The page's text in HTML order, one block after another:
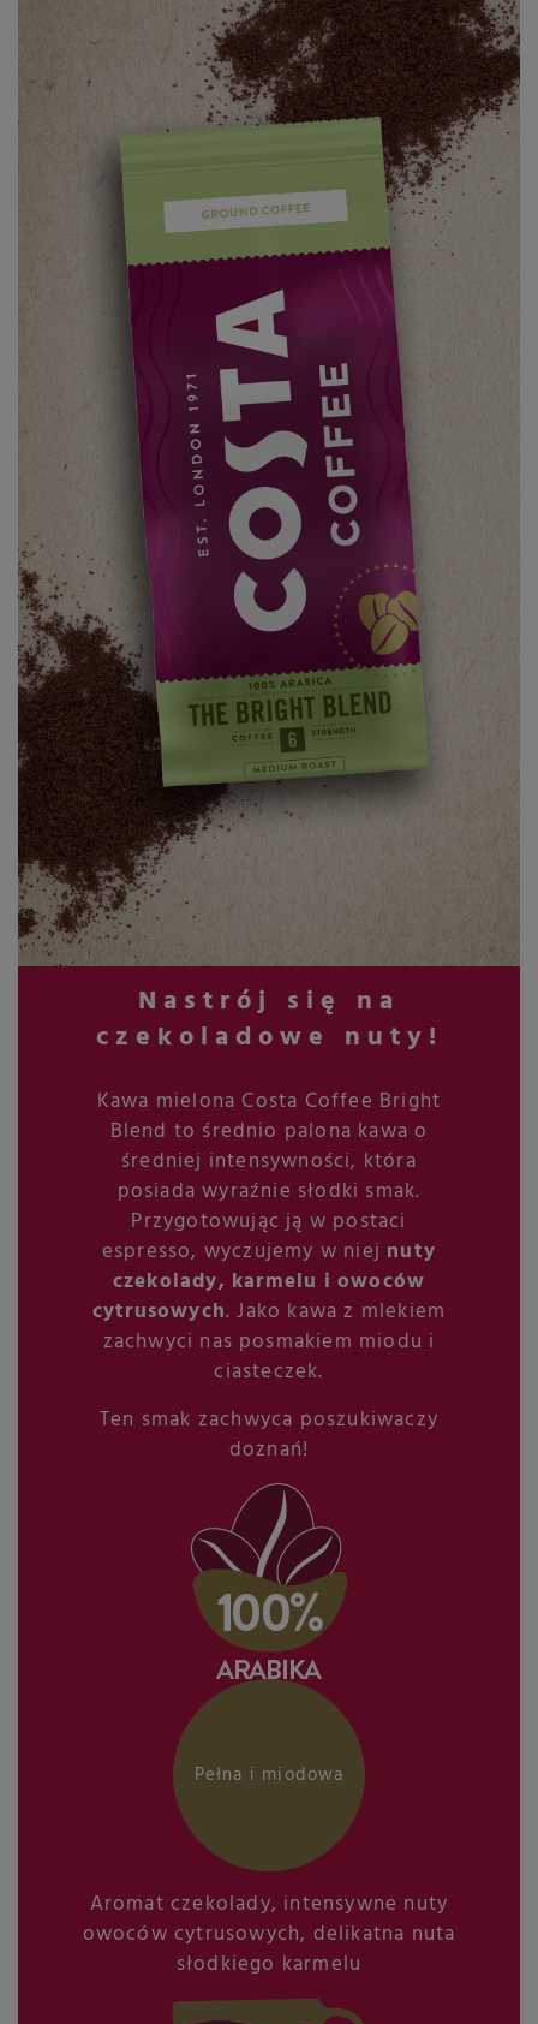
Nastrój się na
czekoladowe nuty!
Kawa mielona Costa Coffee Bright
Blend to średnio palona kawa o
średniej intensywności, która
posiada wyraźnie słodki smak.
Przygotowując ją w postaci
espresso, wyczujemy w niej nuty
czekolady, karmelu i owoców
cytrusowych. Jako kawa z mlekiem
zachwyci nas posmakiem miodu i
ciasteczek.
Ten smak zachwyca poszukiwaczy
doznań!
Pełna i miodowa
Aromat czekolady, intensywne nuty
owoców cytrusowych, delikatna nuta
słodkiego karmelu